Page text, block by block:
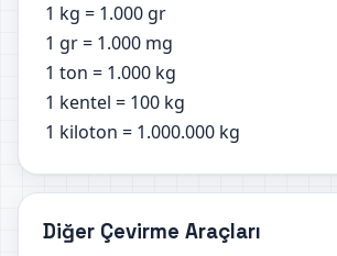
1 kg = 1.000 gr
1 gr = 1.000 mg
1 ton = 1.000 kg
1 kentel = 100 kg
1 kiloton = 1.000.000 kg
Diğer Çevirme Araçları